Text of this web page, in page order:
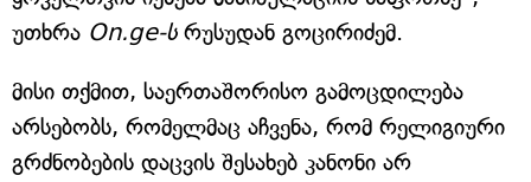
უთხრა On.ge-სრუსუდან გოცირიძემ.
მისი თქმით, საერთაშორისო გამოცდილება
არსებობს, რომელმაც აჩვენა, რომ რელიგიური
გრძნობების დაცვის შესახებ კანონი არ